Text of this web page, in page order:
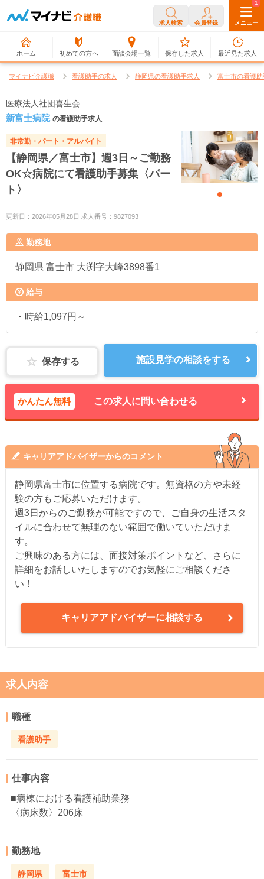
求人検索 会員登録 メニュー
ホーム 初めての方へ 面談会場一覧
0
保存した求人
1
最近見た求人
マイナビ介護職 看護助手の求人 静岡県の看護助手求人 富士市の看護
医療法人社団喜生会
新富士病院 の看護助手求人
非常勤・パート・アルバイト
【静岡県／富士市】週3日～ご勤務
OK☆病院にて看護助手募集〈パー
ト〉
更新日：2026年05月28日 求人番号：9827093
勤務地
静岡県 富士市 大渕字大峰3898番1
給与
・時給1,097円～
保存する 施設見学の相談をする
かんたん無料 この求人に問い合わせる
キャリアアドバイザーからのコメント
静岡県富士市に位置する病院です。無資格の方や未経
験の方もご応募いただけます。
週3日からのご勤務が可能ですので、ご自身の生活スタ
イルに合わせて無理のない範囲で働いていただけま
す。
ご興味のある方には、面接対策ポイントなど、さらに
詳細をお話しいたしますのでお気軽にご相談くださ
い！
キャリアアドバイザーに相談する
求人内容
職種
看護助手
仕事内容
■病棟における看護補助業務
〈病床数〉206床
勤務地
静岡県 富士市